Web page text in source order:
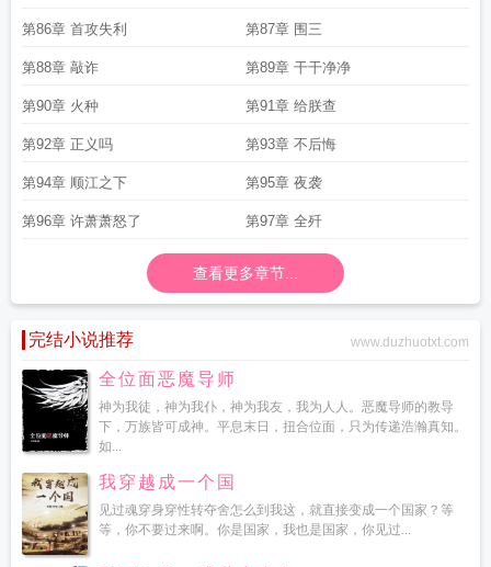
第86章 首攻失利 第87章 围三
第88章 敲诈 第89章 干干净净
第90章 火种 第91章 给朕查
第92章 正义吗 第93章 不后悔
第94章 顺江之下 第95章 夜袭
第96章 许萧萧怒了 第97章 全歼
查看更多章节...
完结小说推荐 www.duzhuotxt.com
全位面恶魔导师
神为我徒，神为我仆，神为我友，我为人人。恶魔导师的教导
下，万族皆可成神。平息末日，扭合位面，只为传递浩瀚真知。
如...
我穿越成一个国
见过魂穿身穿性转夺舍怎么到我这，就直接变成一个国家？等
等，你不要过来啊。你是国家，我也是国家，你见过...